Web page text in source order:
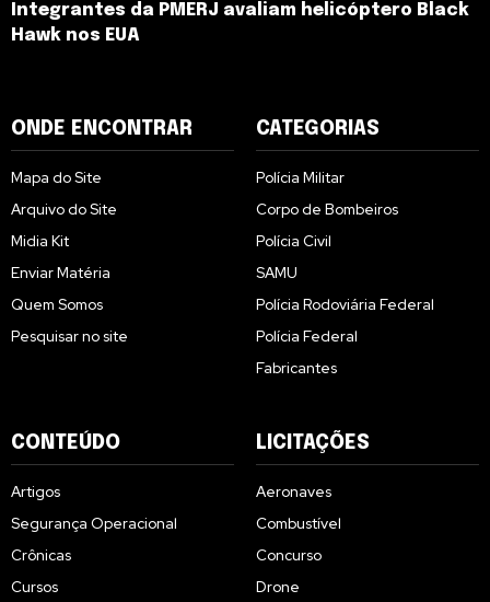
Integrantes da PMERJ avaliam helicóptero Black
Hawk nos EUA
ONDE ENCONTRAR
Mapa do Site
Arquivo do Site
Midia Kit
Enviar Matéria
Quem Somos
Pesquisar no site
CATEGORIAS
Polícia Militar
Corpo de Bombeiros
Polícia Civil
SAMU
Polícia Rodoviária Federal
Polícia Federal
Fabricantes
CONTEÚDO
Artigos
Segurança Operacional
Crônicas
Cursos
LICITAÇÕES
Aeronaves
Combustível
Concurso
Drone